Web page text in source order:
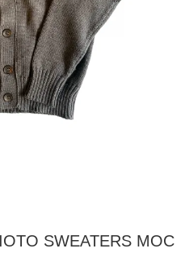
SWEATERS MOC